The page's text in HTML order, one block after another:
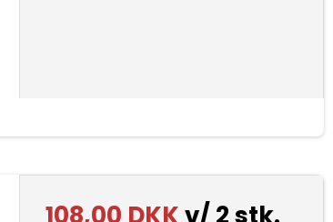
108,00 DKKv/ 2 stk.